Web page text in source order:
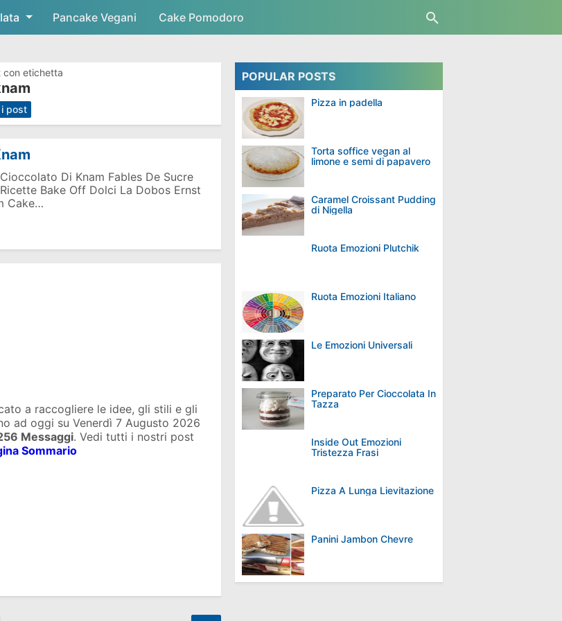
Skip to main content
Pancake Vegani Cake Pomodoro
con etichetta
post
Di Knam Fables De Sucre
Bake Off Dolci La Dobos Ernst
Cake…
a raccogliere le idee, gli stili e gli
ad oggi su Venerdì 7 Augusto 2026
Messaggi. Vedi tutti i nostri post
Sommario
POPULAR POSTS
Pizza in padella
Torta soffice vegan al
limone e semi di papavero
Caramel Croissant Pudding
di Nigella
Ruota Emozioni Plutchik
Ruota Emozioni Italiano
Le Emozioni Universali
Preparato Per Cioccolata In
Tazza
Inside Out Emozioni
Tristezza Frasi
Pizza A Lunga Lievitazione
Panini Jambon Chevre